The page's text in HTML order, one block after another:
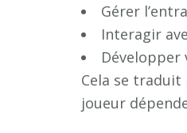
Gérer
Interagir
Développer
Cela se
joueur